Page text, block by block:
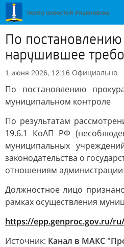
По
нарушившее
1 июня 2026, 12:16 Официально
По постановлению
муниципальном контроле
По результатам
19.6.1 КоАП РФ
муниципальных
законодательства о
отношениям администрации
Должностное лицо
рамках осуществления
https://epp.genproc.gov.ru/
Источник: Канал в МАКС